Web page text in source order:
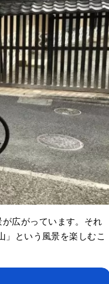
広がっています。それ
」という風景を楽しむこ